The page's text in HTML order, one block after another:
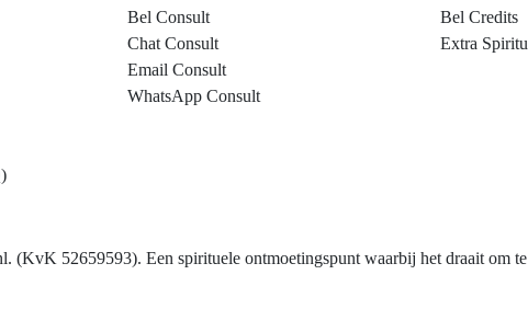
Bel Consult
Chat Consult
Email Consult
WhatsApp Consult
Bel Credits
Extra
(KvK 52659593). Een spirituele ontmoetingspunt waarbij het draait om te